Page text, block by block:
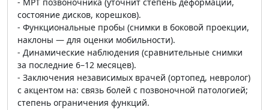
состояние дисков, корешков).
- Функциональные пробы (снимки в боковой проекции,
наклоны — для оценки мобильности).
- Динамические наблюдения (сравнительные снимки
за последние 6–12 месяцев).
- Заключения независимых врачей (ортопед, невролог)
с акцентом на: связь болей с позвоночной патологией;
степень ограничения функций.